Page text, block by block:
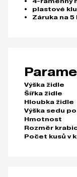
plastové
Záruka na 5
Výška židle
Šířka židle
Hloubka židle
Výška sedu
Hmotnost
Rozměr
Počet kusů v